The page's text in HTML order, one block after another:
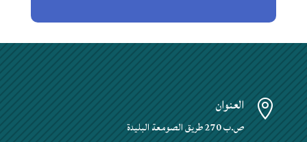
 العنوان
ص.ب 270 طريق الصومعة البليدة